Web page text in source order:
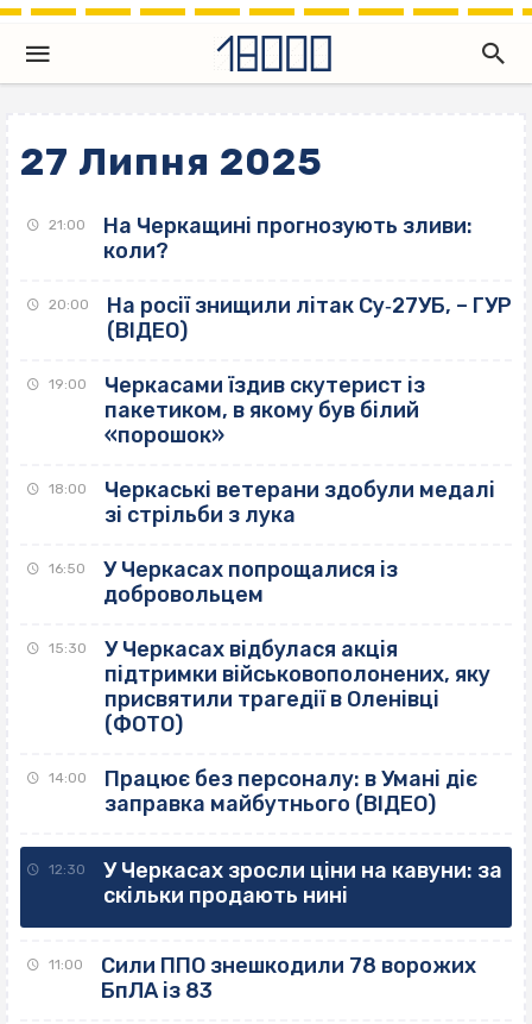
27 Липня 2025
21:00
На Черкащині прогнозують зливи:
коли?
20:00
На росії знищили літак Су‐27УБ, – ГУР
(ВІДЕО)
19:00
Черкасами їздив скутерист із
пакетиком, в якому був білий
«порошок»
18:00
Черкаські ветерани здобули медалі
зі стрільби з лука
16:50
У Черкасах попрощалися із
добровольцем
15:30
У Черкасах відбулася акція
підтримки військовополонених, яку
присвятили трагедії в Оленівці
(ФОТО)
14:00
Працює без персоналу: в Умані діє
заправка майбутнього (ВІДЕО)
12:30
У Черкасах зросли ціни на кавуни: за
скільки продають нині
11:00
Сили ППО знешкодили 78 ворожих
БпЛА із 83